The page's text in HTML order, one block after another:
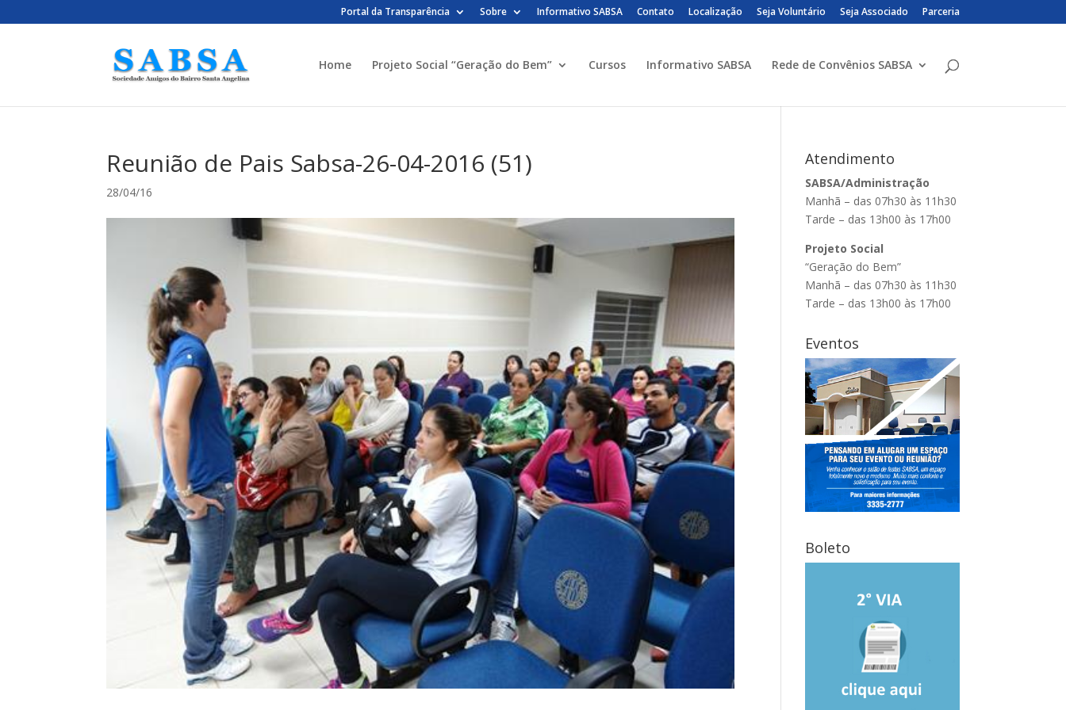
Portal da Transparência Sobre Informativo SABSA Contato Localização Seja Voluntário Seja Associado Parceria
Home Projeto Social “Geração do Bem” Cursos Informativo SABSA Rede de Convênios SABSA
Reunião de Pais Sabsa-26-04-2016 (51)
28/04/16
Atendimento
SABSA/Administração
Manhã – das 07h30 às 11h30
Tarde – das 13h00 às 17h00
Projeto Social
“Geração do Bem”
Manhã – das 07h30 às 11h30
Tarde – das 13h00 às 17h00
Eventos
Boleto